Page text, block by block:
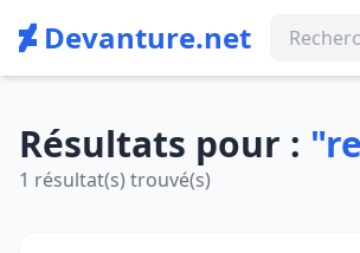
Devanture.net
Résultats pour :
1 résultat(s) trouvé(s)